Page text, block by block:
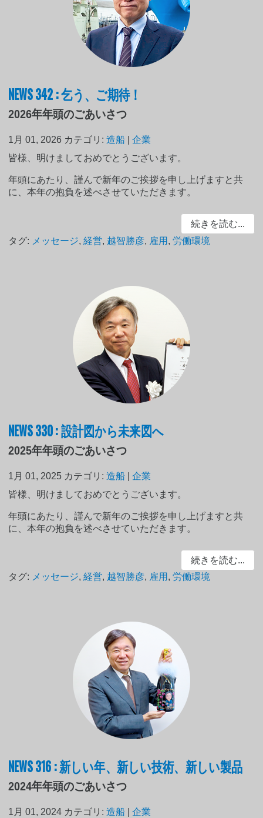
NEWS 342 : 乞う、ご期待！
2026年年頭のごあいさつ
1月 01, 2026 カテゴリ:造船 |企業
皆様、明けましておめでとうございます。
年頭にあたり、謹んで新年のご挨拶を申し上げますと共
に、本年の抱負を述べさせていただきます。
続きを読む...
タグ: メッセージ,経営, 越智勝彦, 雇用 ,労働環境
NEWS 330 : 設計図から未来図へ
2025年年頭のごあいさつ
1月 01, 2025 カテゴリ:造船 |企業
皆様、明けましておめでとうございます。
年頭にあたり、謹んで新年のご挨拶を申し上げますと共
に、本年の抱負を述べさせていただきます。
続きを読む...
タグ: メッセージ,経営, 越智勝彦, 雇用 ,労働環境
NEWS 316 : 新しい年、新しい技術、新しい製品
2024年年頭のごあいさつ
1月 01, 2024 カテゴリ:造船 |企業